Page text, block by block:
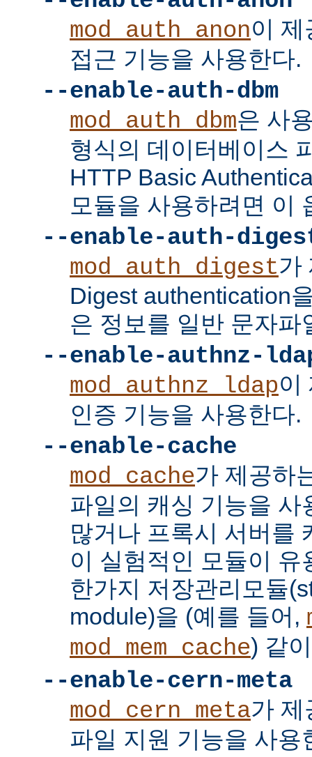
mod_auth_anon이
접근 기능을 사용한다.
--enable-auth-dbm
mod_auth_dbm은 사
형식의 데이터베이스
HTTP Basic
모듈을 사용하려면 이
--enable-auth-
mod_auth_digest가
Digest authentication
은 정보를 일반 문자파
--enable-authnz-
mod_authnz_ldap이
인증 기능을 사용한다.
--enable-cache
mod_cache가 제공하
파일의 캐싱 기능을 사
많거나 프록시 서버를
이 실험적인 모듈이
한가지 저장관리모듈
module)을 (예를 들어,
mod_mem_cache) 같
--enable-cern-meta
mod_cern_meta가 제
파일 지원 기능을 사용